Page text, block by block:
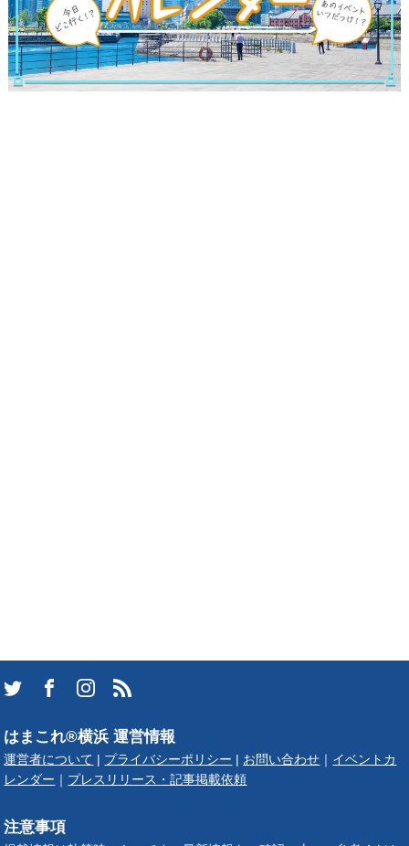
はまこれ®横浜 運営情報
運営者について | プライバシーポリシー | お問い合わせ ｜ イベントカ
レンダー ｜ プレスリリース・記事掲載依頼
注意事項